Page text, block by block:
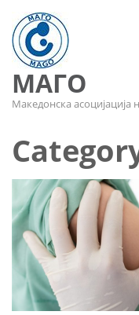
МАГО
Македонска асоцијација